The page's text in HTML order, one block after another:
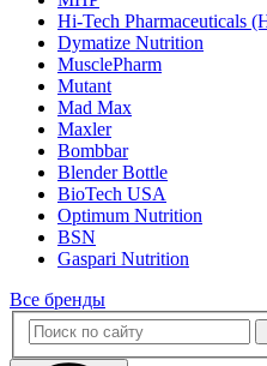
Hi-Tech Pharmaceuticals
Dymatize Nutrition
MusclePharm
Mutant
Mad Max
Maxler
Bombbar
Blender Bottle
BioTech USA
Optimum Nutrition
BSN
Gaspari Nutrition
Все бренды